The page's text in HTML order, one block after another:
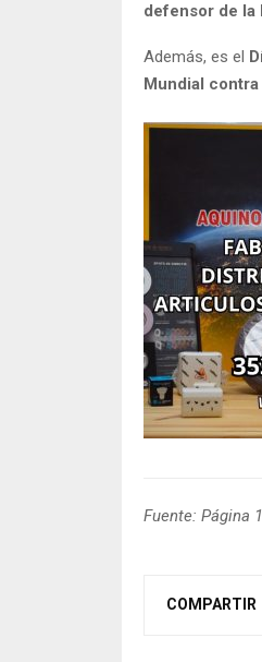
defensor de la
Además, es el
Mundial
Fuente: Página
COMPARTIR